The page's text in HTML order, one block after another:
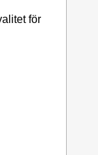
för